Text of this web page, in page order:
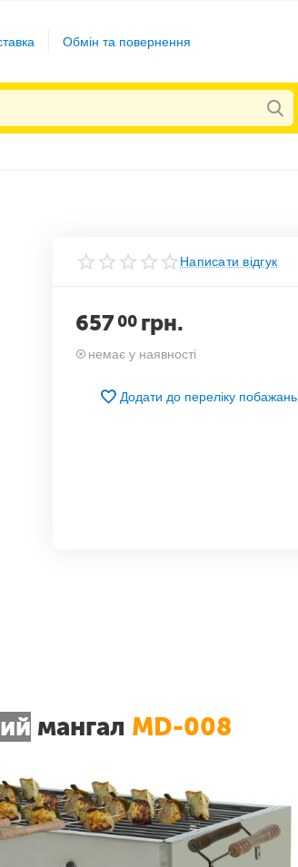
Обмін та повернення
Написати відгук
657 00 грн.
немає у наявності
Додати до переліку побажань
мангал MD-008